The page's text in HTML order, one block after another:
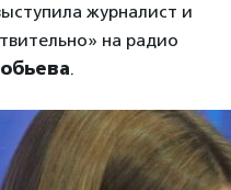
журналист и
на радио
.